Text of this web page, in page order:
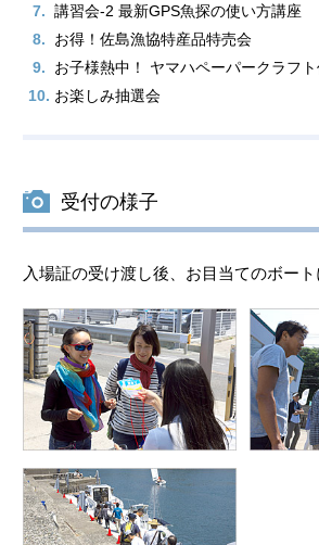
7. 講習会-2 最新GPS魚探の使い方講座
8.
お得！佐島漁協特産品特売会
9.
お子様熱中！ ヤマハペーパークラフト
10. お楽しみ抽選会
受付の様子
入場証の受け渡し後、お目当てのボー